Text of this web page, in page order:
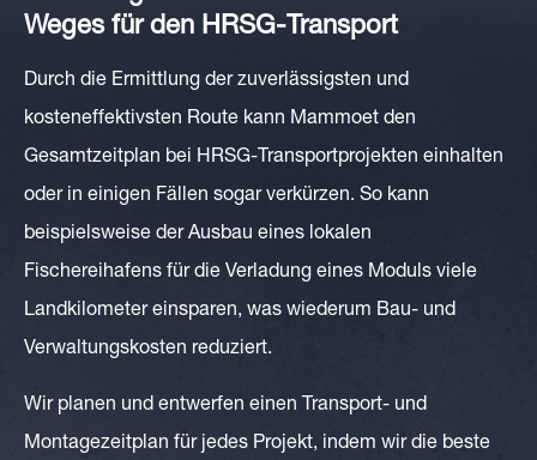
Weges für den HRSG-Transport
Durch die Ermittlung der zuverlässigsten und
kosteneffektivsten Route kann Mammoet den
Gesamtzeitplan bei HRSG-Transportprojekten einhalten
oder in einigen Fällen sogar verkürzen. So kann
beispielsweise der Ausbau eines lokalen
Fischereihafens für die Verladung eines Moduls viele
Landkilometer einsparen, was wiederum Bau- und
Verwaltungskosten reduziert.
Wir planen und entwerfen einen Transport- und
Montagezeitplan für jedes Projekt, indem wir die beste